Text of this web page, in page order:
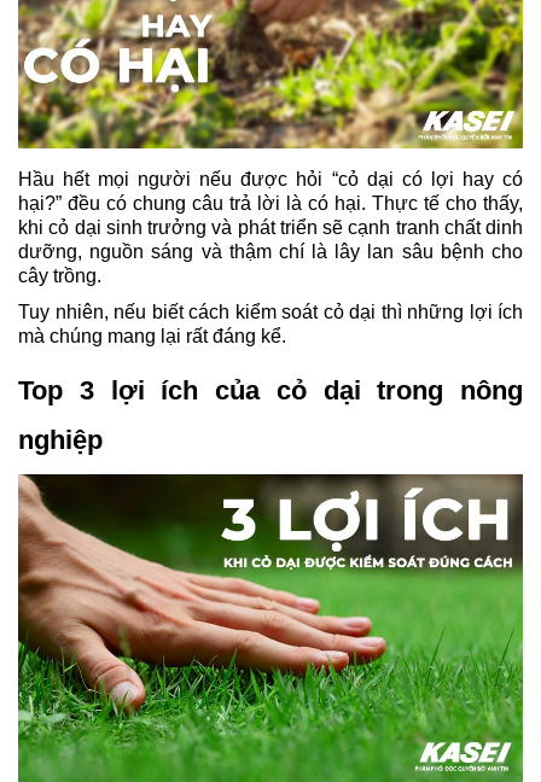
Hầu hết mọi người nếu được hỏi “cỏ dại có lợi hay có
hại?” đều có chung câu trả lời là có hại. Thực tế cho thấy,
khi cỏ dại sinh trưởng và phát triển sẽ cạnh tranh chất dinh
dưỡng, nguồn sáng và thậm chí là lây lan sâu bệnh cho
cây trồng.
Tuy nhiên, nếu biết cách kiểm soát cỏ dại thì những lợi ích
mà chúng mang lại rất đáng kể.
Top 3 lợi ích của cỏ dại trong nông
nghiệp